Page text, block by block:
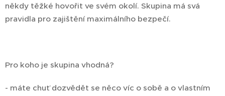
někdy těžké hovořit ve svém okolí. Skupina má svá
pravidla pro zajištění maximálního bezpečí.
Pro koho je skupina vhodná?
- máte chuť dozvědět se něco víc o sobě a o vlastním